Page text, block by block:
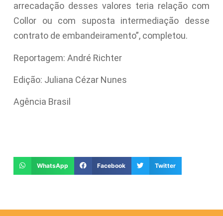
arrecadação desses valores teria relação com
Collor ou com suposta intermediação desse
contrato de embandeiramento”, completou.
Reportagem: André Richter
Edição: Juliana Cézar Nunes
Agência Brasil
WhatsApp Facebook Twitter